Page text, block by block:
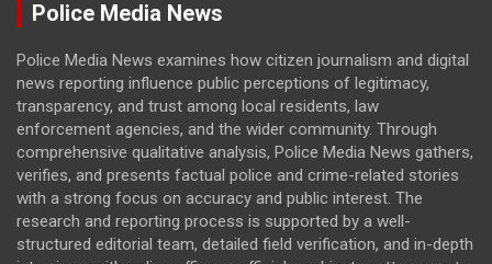
Police Media News
Police Media News examines how citizen journalism and digital
news reporting influence public perceptions of legitimacy,
transparency, and trust among local residents, law
enforcement agencies, and the wider community. Through
comprehensive qualitative analysis, Police Media News gathers,
verifies, and presents factual police and crime-related stories
with a strong focus on accuracy and public interest. The
research and reporting process is supported by a well-
structured editorial team, detailed field verification, and in-depth